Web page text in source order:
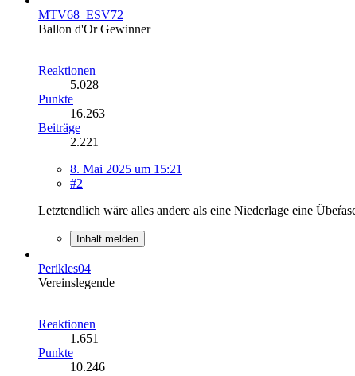
MTV68_ESV72
Ballon d'Or Gewinner
Reaktionen
5.028
Punkte
16.263
Beiträge
2.221
8. Mai 2025 um 15:21
#2
Letztendlich wäre alles andere als eine Niederlage eine
Inhalt melden
Perikles04
Vereinslegende
Reaktionen
1.651
Punkte
10.246